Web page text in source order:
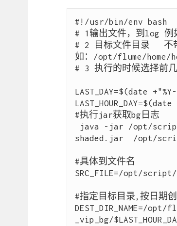
#!/usr/bin/env bash
# 1输出文件，到log 例
# 2 目标文件目录 　不
如：/opt/flume/home/
# 3 执行的时候选择前
LAST_DAY=$(date
#执行jar获取bg日志
shaded.jar  /opt/
#具体到文件名
SRC_FILE=/opt/
#指定目标目录,按日期
DEST_DIR_NAME=/
_vip_bg/